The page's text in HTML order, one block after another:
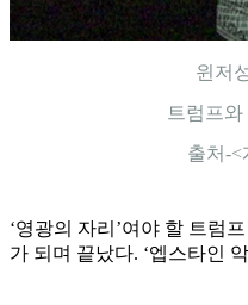
윈저
트럼프와
출처-<
‘영광의 자리’여야 할 트럼
가 되며 끝났다. ‘엡스타인